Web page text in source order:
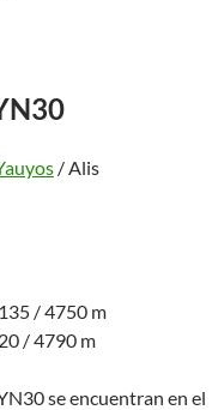
/ Alis
/ 4750 m
/ 4790 m
se encuentran en el